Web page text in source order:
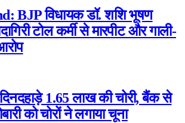
BJP विधायक डॉ. शशि भूषण
टोल कर्मी से मारपीट और गाली-
दिनदहाड़े 1.65 लाख की चोरी, बैंक से
को चोरों ने लगाया चूना